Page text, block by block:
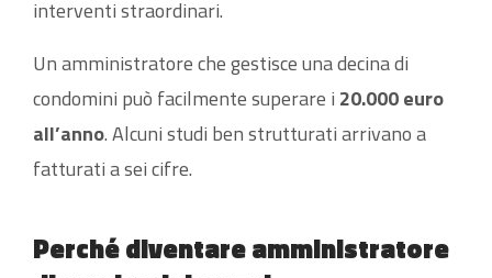
interventi straordinari.
Un amministratore che gestisce una decina di
condomini può facilmente superare i 20.000 euro
all’anno. Alcuni studi ben strutturati arrivano a
fatturati a sei cifre.
Perché diventare amministratore